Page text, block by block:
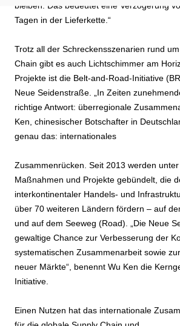
bleiben. Das bedeutet eine Verzögerung
Tagen in der Lieferkette.“
Trotz all der Schreckensszenarien rund
Chain gibt es auch Lichtschimmer am
Projekte ist die Belt-and-Road-Initiative
Neue Seidenstraße. „In Zeiten
richtige Antwort: überregionale
Ken, chinesischer Botschafter in
genau das: internationales
Zusammenrücken. Seit 2013 werden
Maßnahmen und Projekte gebündelt, die
interkontinentaler Handels- und
über 70 weiteren Ländern fördern – auf
und auf dem Seeweg (Road). „Die Neue
gewaltige Chance zur Verbesserung der
systematischen Zusammenarbeit sowie
neuer Märkte“, benennt Wu Ken die
Initiative.
Einen Nutzen hat das internationale